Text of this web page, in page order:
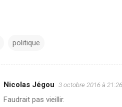
politique
Nicolas Jégou 3 octobre 2016 à 21:26
Faudrait pas vieillir.